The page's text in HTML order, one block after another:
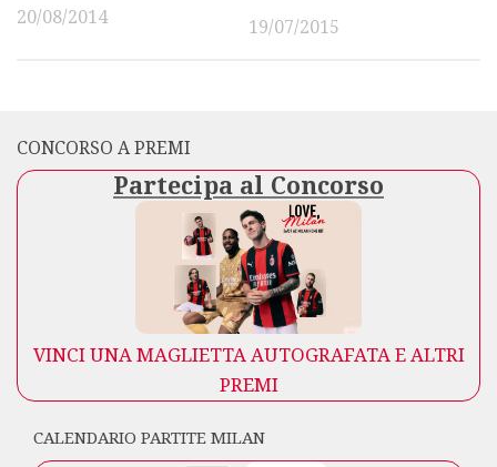
20/08/2014
19/07/2015
CONCORSO A PREMI
Partecipa al Concorso
VINCI UNA MAGLIETTA AUTOGRAFATA E ALTRI
PREMI
CALENDARIO PARTITE MILAN